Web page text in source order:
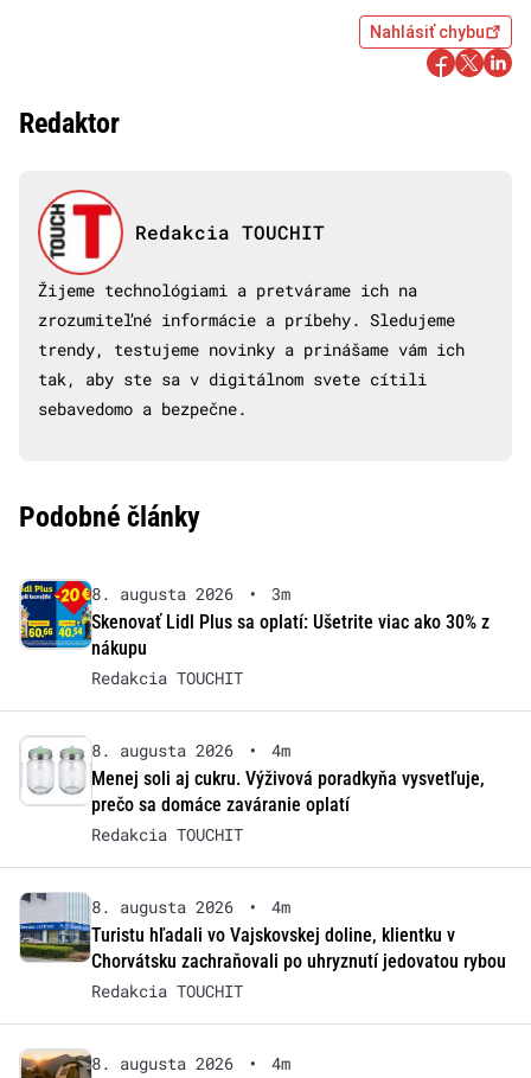
Nahlásiť chybu
Redaktor
Redakcia TOUCHIT
Žijeme technológiami a pretvárame ich na
zrozumiteľné informácie a príbehy. Sledujeme
trendy, testujeme novinky a prinášame vám ich
tak, aby ste sa v digitálnom svete cítili
sebavedomo a bezpečne.
Podobné články
8. augusta 2026 •
3m
Skenovať Lidl Plus sa oplatí: Ušetrite viac ako 30% z
nákupu
Redakcia TOUCHIT
8. augusta 2026 •
4m
Menej soli aj cukru. Výživová poradkyňa vysvetľuje,
prečo sa domáce zaváranie oplatí
Redakcia TOUCHIT
8. augusta 2026 •
4m
Turistu hľadali vo Vajskovskej doline, klientku v
Chorvátsku zachraňovali po uhryznutí jedovatou rybou
Redakcia TOUCHIT
8. augusta 2026 •
4m